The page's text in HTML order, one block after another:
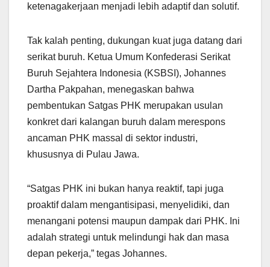
ketenagakerjaan menjadi lebih adaptif dan solutif.
Tak kalah penting, dukungan kuat juga datang dari
serikat buruh. Ketua Umum Konfederasi Serikat
Buruh Sejahtera Indonesia (KSBSI), Johannes
Dartha Pakpahan, menegaskan bahwa
pembentukan Satgas PHK merupakan usulan
konkret dari kalangan buruh dalam merespons
ancaman PHK massal di sektor industri,
khususnya di Pulau Jawa.
“Satgas PHK ini bukan hanya reaktif, tapi juga
proaktif dalam mengantisipasi, menyelidiki, dan
menangani potensi maupun dampak dari PHK. Ini
adalah strategi untuk melindungi hak dan masa
depan pekerja,” tegas Johannes.